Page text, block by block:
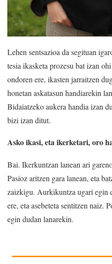
Lehen sentsazioa da segituan
tesia ikasketa prozesu bat izan
ondoren ere, ikasten jarraitzen
honetan askatasun handiarekin
Bidaiatzeko aukera handia izan
bizi izan ditut.
Asko ikasi, eta ikerketari, oro
Bai. Ikerkuntzan lanean ari
Pasioz aritzen gara lanean, eta
zaizkigu. Aurkikuntza ugari egin
ere, eta asebeteta sentitzen naiz.
egin dudan lanarekin.